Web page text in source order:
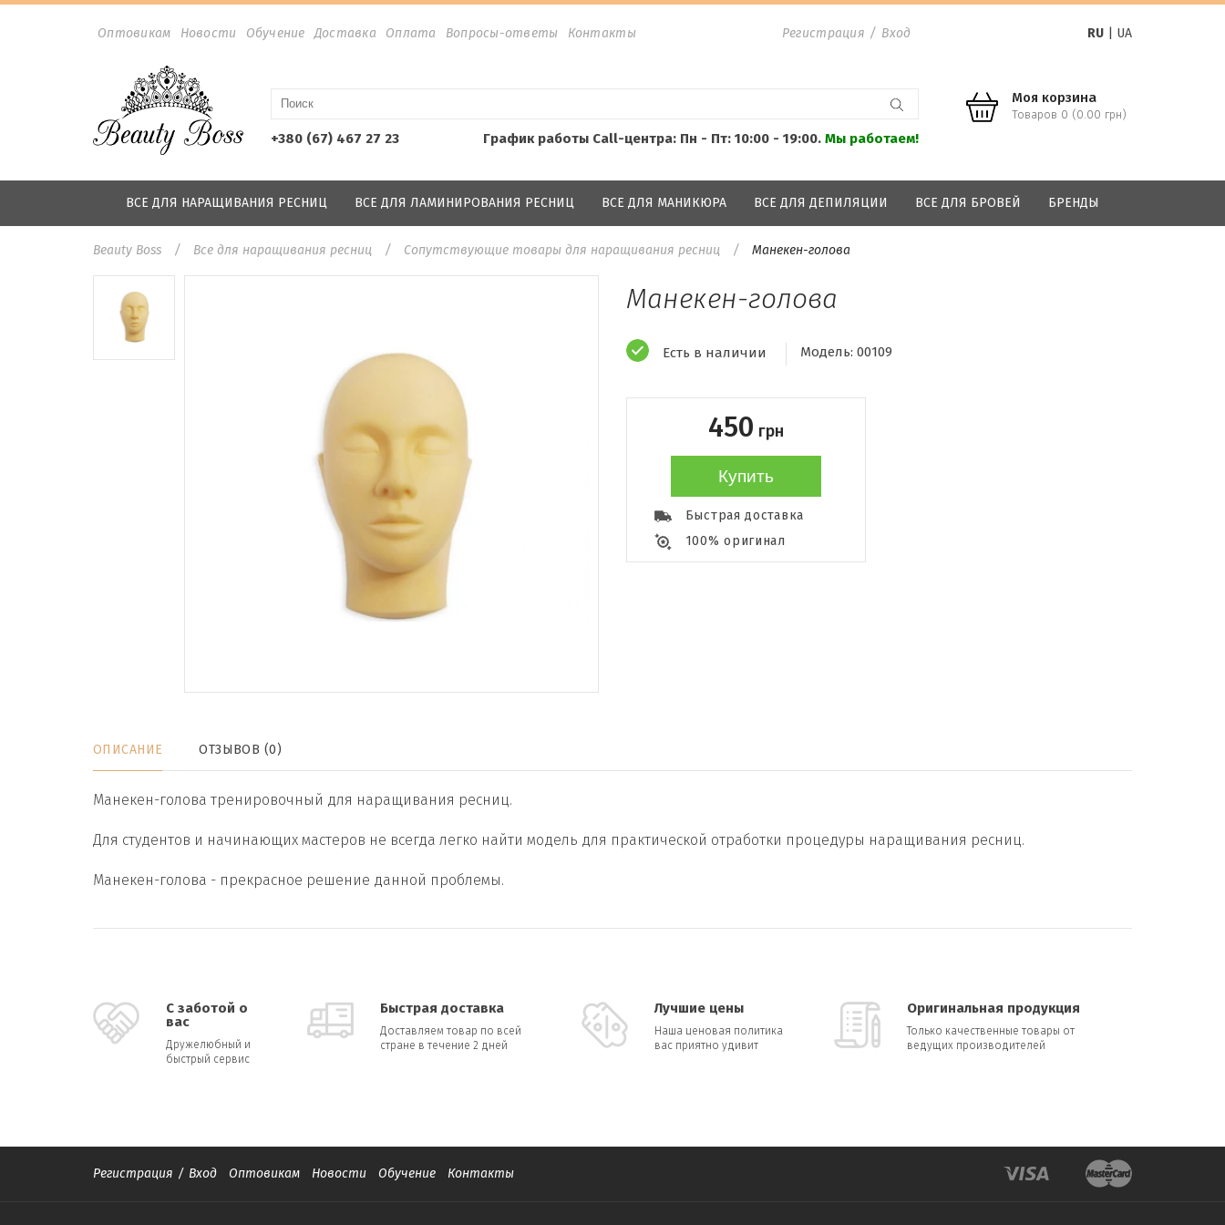
Оптовикам Новости Обучение Доставка Оплата Вопросы-ответы Контакты Регистрация / Вход RU| UA
+380 (67) 467 27 23 График работы Call-центра: Пн - Пт: 10:00 - 19:00. Мы работаем!
Моя корзина
Товаров 0 (0.00 грн)
ВСЕ ДЛЯ НАРАЩИВАНИЯ РЕСНИЦ ВСЕ ДЛЯ ЛАМИНИРОВАНИЯ РЕСНИЦ ВСЕ ДЛЯ МАНИКЮРА ВСЕ ДЛЯ ДЕПИЛЯЦИИ ВСЕ ДЛЯ БРОВЕЙ БРЕНДЫ
Beauty Boss Все для наращивания ресниц Сопутствующие товары для наращивания ресниц Манекен-голова
Манекен-голова
Есть в наличии Модель: 00109
450 грн
Купить
Быстрая доставка
100% оригинал
ОПИСАНИЕ ОТЗЫВОВ (0)
Манекен-голова тренировочный для наращивания ресниц.
Для студентов и начинающих мастеров не всегда легко найти модель для практической отработки процедуры наращивания ресниц.
Манекен-голова - прекрасное решение данной проблемы.
С заботой о
вас
Дружелюбный и
быстрый сервис
Быстрая доставка
Доставляем товар по всей
стране в течение 2 дней
Лучшие цены
Наша ценовая политика
вас приятно удивит
Оригинальная продукция
Только качественные товары от
ведущих производителей
Регистрация / Вход Оптовикам Новости Обучение Контакты